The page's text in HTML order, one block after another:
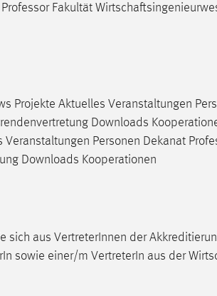
ProfessorFakultät
Projekte Aktuelles Veranstaltungen
Downloads
Personen Dekanat
Downloads Kooperationen
aus VertreterInnen der
sowie einer/m VertreterIn aus der